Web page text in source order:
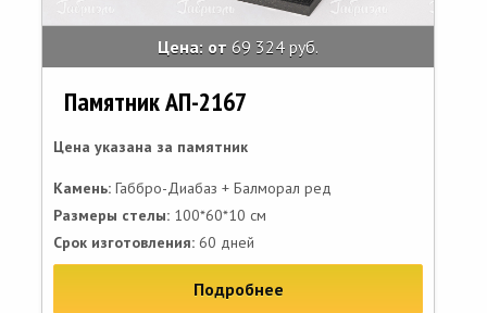
Цена: от 69 324 руб.
Памятник АП-2167
Цена указана за памятник
Камень: Габбро-Диабаз + Балморал ред
Размеры стелы: 100*60*10 см
Срок изготовления: 60 дней
Подробнее